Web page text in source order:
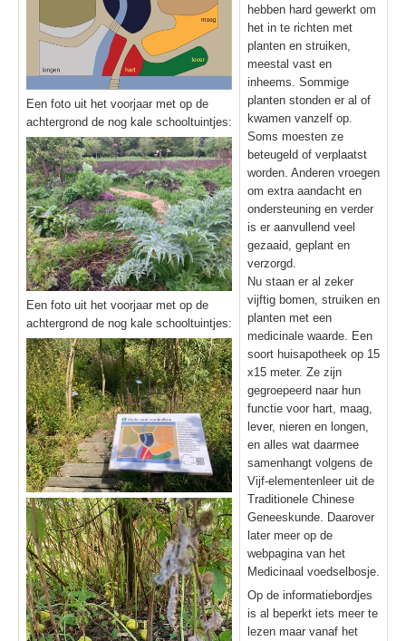
Een foto uit het voorjaar met op de
achtergrond de nog kale schooltuintjes:
Een foto uit het voorjaar met op de
achtergrond de nog kale schooltuintjes:
hebben hard gewerkt om
het in te richten met
planten en struiken,
meestal vast en
inheems. Sommige
planten stonden er al of
kwamen vanzelf op.
Soms moesten ze
beteugeld of verplaatst
worden. Anderen vroegen
om extra aandacht en
ondersteuning en verder
is er aanvullend veel
gezaaid, geplant en
verzorgd.
Nu staan er al zeker
vijftig bomen, struiken en
planten met een
medicinale waarde. Een
soort huisapotheek op 15
x15 meter. Ze zijn
gegroepeerd naar hun
functie voor hart, maag,
lever, nieren en longen,
en alles wat daarmee
samenhangt volgens de
Vijf-elementenleer uit de
Traditionele Chinese
Geneeskunde. Daarover
later meer op de
webpagina van het
Medicinaal voedselbosje.
Op de informatiebordjes
is al beperkt iets meer te
lezen maar vanaf het